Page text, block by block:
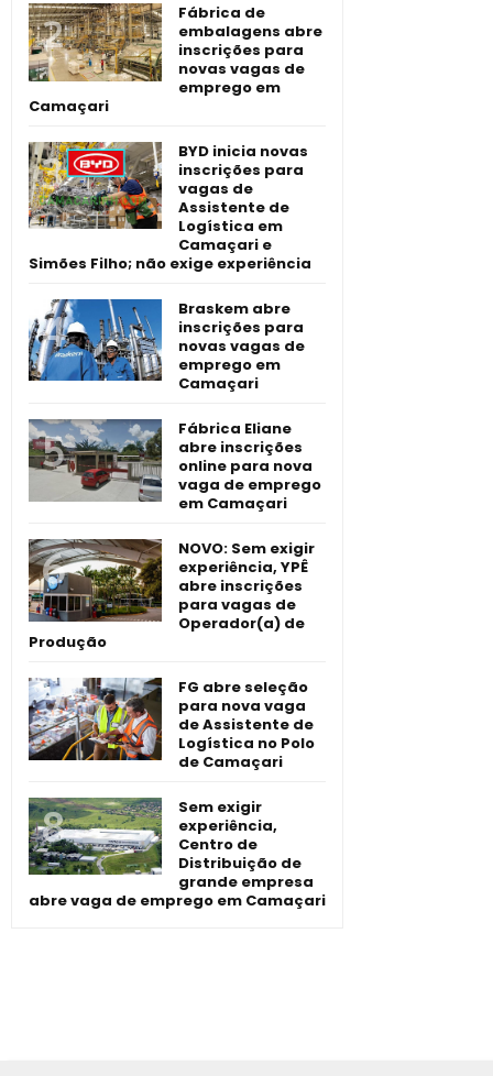
Fábrica de
embalagens abre
inscrições para
novas vagas de
emprego em
Camaçari
BYD inicia novas
inscrições para
vagas de
Assistente de
Logística em
Camaçari e
Simões Filho; não exige experiência
Braskem abre
inscrições para
novas vagas de
emprego em
Camaçari
Fábrica Eliane
abre inscrições
online para nova
vaga de emprego
em Camaçari
NOVO: Sem exigir
experiência, YPÊ
abre inscrições
para vagas de
Operador(a) de
Produção
FG abre seleção
para nova vaga
de Assistente de
Logística no Polo
de Camaçari
Sem exigir
experiência,
Centro de
Distribuição de
grande empresa
abre vaga de emprego em Camaçari